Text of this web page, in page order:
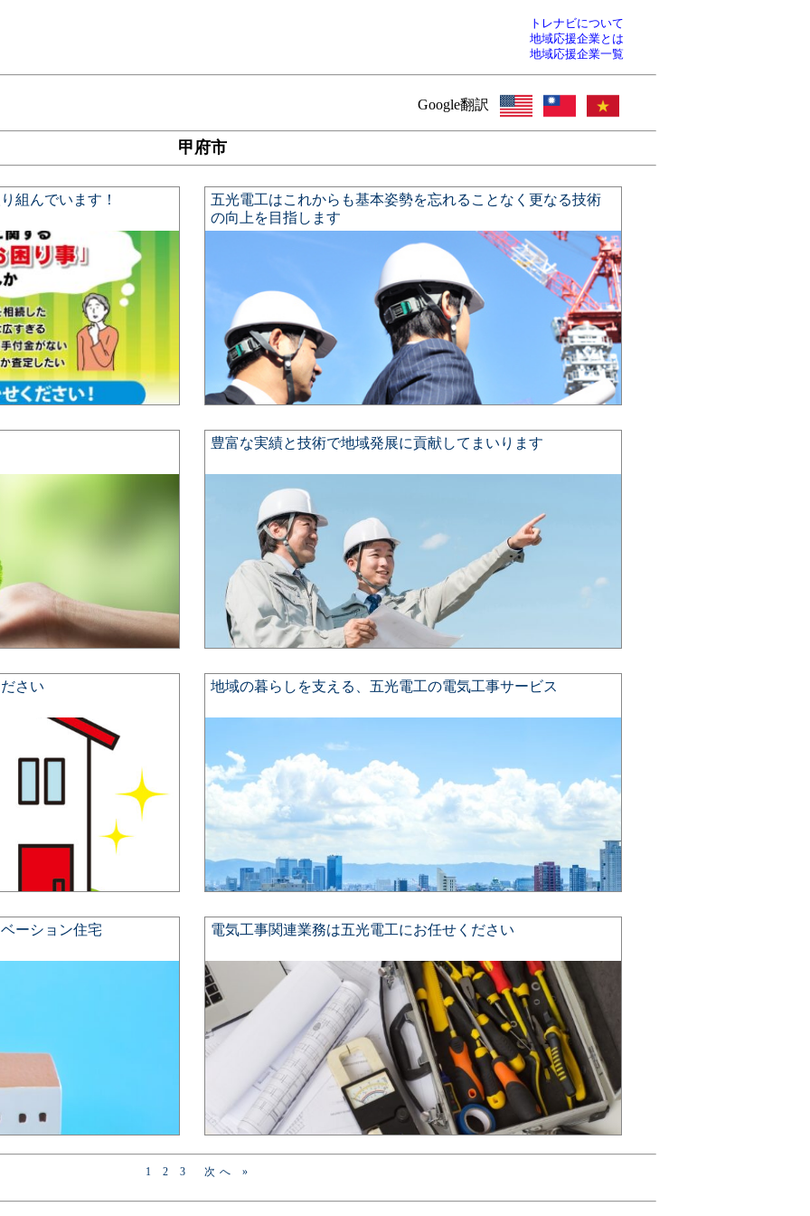
トレナビについて
地域応援企業とは
地域応援企業一覧
Google翻訳
甲府市
組んでいます！
五光電工はこれからも基本姿勢を忘れることなく更なる技術
の向上を目指します
豊富な実績と技術で地域発展に貢献してまいります
さい 地域の暮らしを支える、五光電工の電気工事サービス
ーション住宅 電気工事関連業務は五光電工にお任せください
1 2 3 次へ »